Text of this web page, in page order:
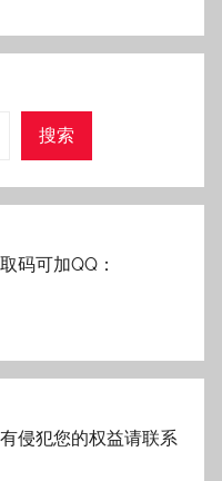
搜索
码可加QQ：
侵犯您的权益请联系